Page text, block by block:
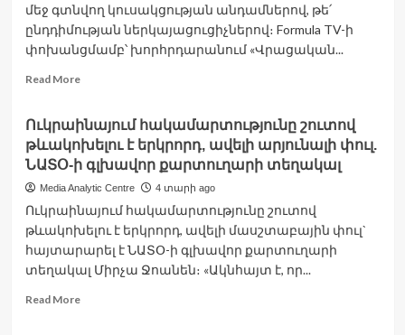
փաթեթ
է
պատրաստում
մեջ գտնվող կուսակցության անդամներով, թե՛
ընդդիմության ներկայացուցիչներով։ Formula TV-ի
փոխանցմամբ՝ խորհրդարանում «Վրացական...
Read MoreRead
Վրացական
պատվիրակությունը
կարող
Ուկրաինա
մեկնել
այս
շաբաթավերջին.
Formula
Ուկրաինայում հակամարտությունը շուտով
թևակոխելու է երկրորդ, ավելի արյունալի փուլ.
ՆԱՏՕ-ի գլխավոր քարտուղարի տեղակալ
Media Analytic Centre 4 տարի ago
Ուկրաինայում հակամարտությունը շուտով
թևակոխելու է երկրորդ, ավելի մասշտաբային փուլ`
հայտարարել է ՆԱՏՕ-ի գլխավոր քարտուղարի
տեղակալ Միրչա Ջոանեն։ «Ակնհայտ է, որ...
Read MoreRead